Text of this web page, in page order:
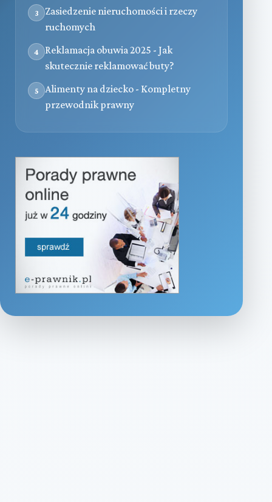
3
Zasiedzenie nieruchomości i rzeczy
ruchomych
4
Reklamacja obuwia 2025 - Jak
skutecznie reklamować buty?
5
Alimenty na dziecko - Kompletny
przewodnik prawny